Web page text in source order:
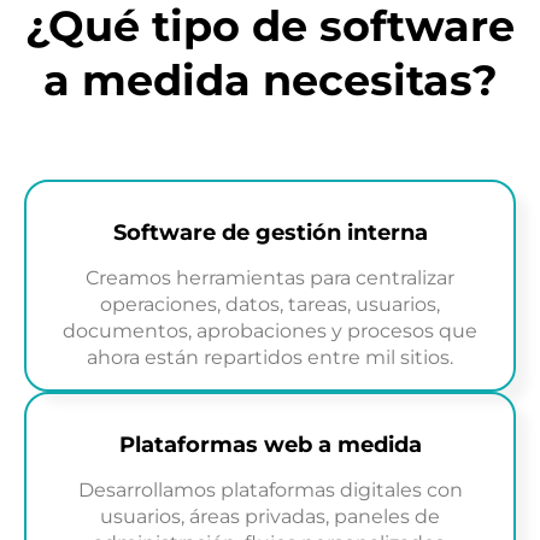
¿Qué tipo de software
a medida necesitas?
Software de gestión interna
Creamos herramientas para centralizar
operaciones, datos, tareas, usuarios,
documentos, aprobaciones y procesos que
ahora están repartidos entre mil sitios.
Plataformas web a medida
Desarrollamos plataformas digitales con
usuarios, áreas privadas, paneles de